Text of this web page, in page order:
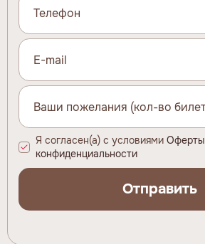
Я согласен(а) с условиями Оферты
конфиденциальности
Отправить